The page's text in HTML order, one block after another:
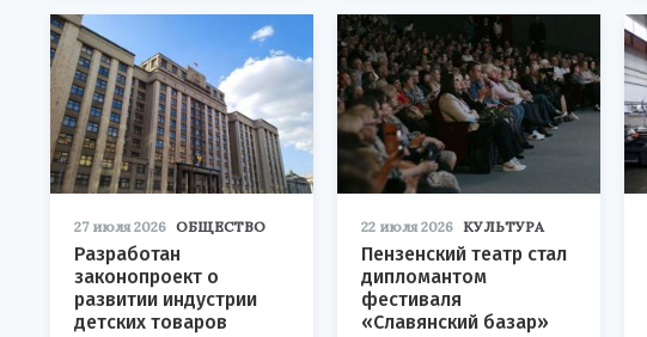
27 июля 2026 ОБЩЕСТВО
Разработан
законопроект о
развитии индустрии
детских товаров
22 июля 2026 КУЛЬТУРА
Пензенский театр стал
дипломантом
фестиваля
«Славянский базар»